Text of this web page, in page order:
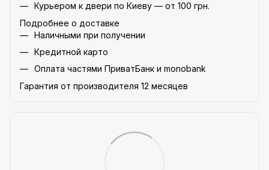
Курьером к двери по Киеву — от 100 грн.
Подробнее о доставке
Наличными при получении
Кредитной карто
Оплата частями ПриватБанк и monobank
Гарантия от производителя 12 месяцев